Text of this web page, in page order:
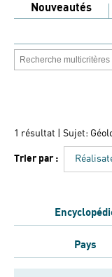
Nouveautés
1 résultat | Sujet:
Trier par :
Pays